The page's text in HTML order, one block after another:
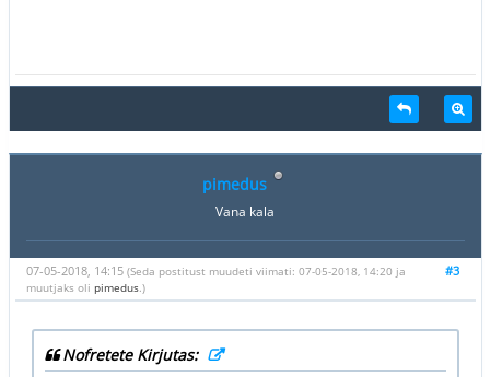
pimedus
Vana kala
#3
07-05-2018, 14:15 (Seda postitust muudeti viimati: 07-05-2018, 14:20 ja
muutjaks oli pimedus.)
Nofretete Kirjutas: